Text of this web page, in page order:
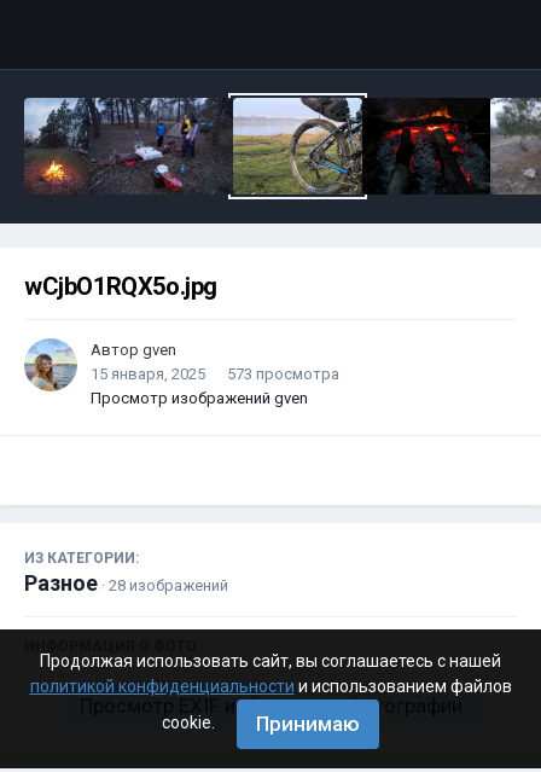
wCjbO1RQX5o.jpg
Автор gven
15 января, 2025
573 просмотра
Просмотр изображений gven
ИЗ КАТЕГОРИИ:
Разное · 28 изображений
Просмотр EXIF информации фотографии
Продолжая использовать сайт, вы соглашаетесь с нашей
политикой конфиденциальности и использованием файлов
cookie.
Принимаю